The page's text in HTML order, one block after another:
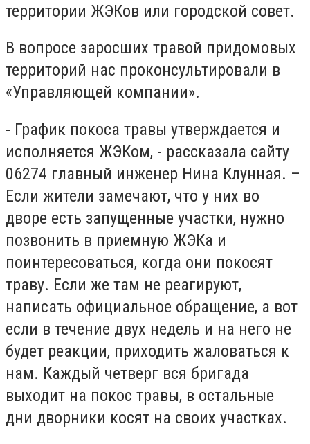
территории ЖЭКов или городской совет.
В вопросе заросших травой придомовых
территорий нас проконсультировали в
«Управляющей компании».
- График покоса травы утверждается и
исполняется ЖЭКом, - рассказала сайту
06274 главный инженер Нина Клунная. –
Если жители замечают, что у них во
дворе есть запущенные участки, нужно
позвонить в приемную ЖЭКа и
поинтересоваться, когда они покосят
траву. Если же там не реагируют,
написать официальное обращение, а вот
если в течение двух недель и на него не
будет реакции, приходить жаловаться к
нам. Каждый четверг вся бригада
выходит на покос травы, в остальные
дни дворники косят на своих участках.